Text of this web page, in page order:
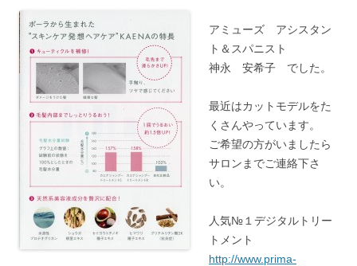
アミューズ アシスタン
ト＆スパニスト
神永 安希子 でした。
最近はカットモデルをた
くさんやっています。
ご希望の方がいましたら
サロンまでご連絡下さ
い。
人気№１デジタルトリー
トメント
http://www.prima-